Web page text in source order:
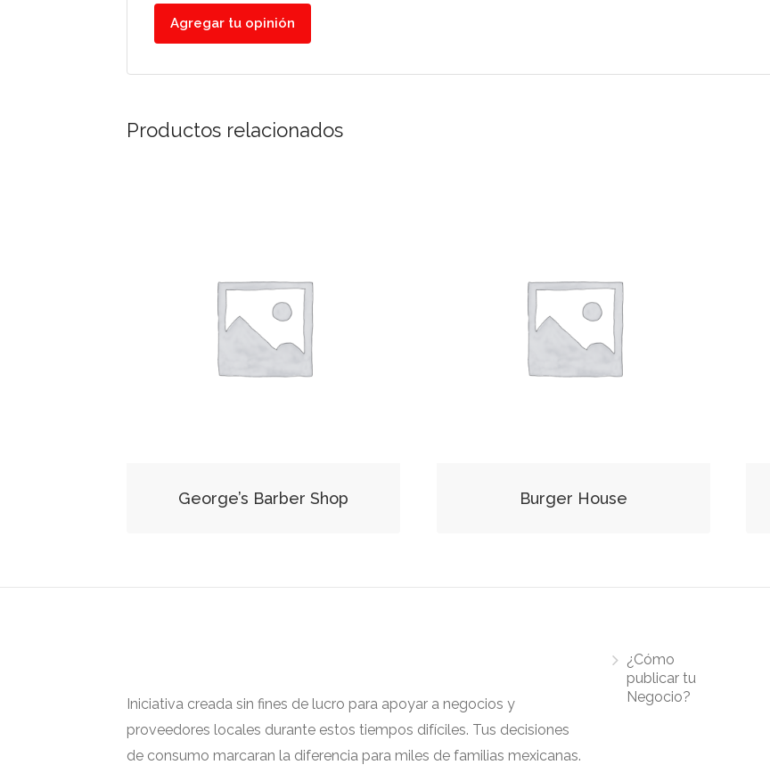
Agregar tu opinión
Productos relacionados
George’s Barber Shop Burger House
Iniciativa creada sin fines de lucro para apoyar a negocios y
proveedores locales durante estos tiempos difíciles. Tus decisiones
de consumo marcaran la diferencia para miles de familias mexicanas.
¿Cómo
publicar tu
Negocio?